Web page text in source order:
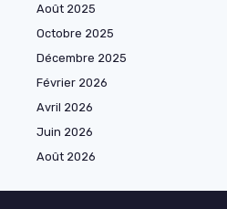
Août 2025
Octobre 2025
Décembre 2025
Février 2026
Avril 2026
Juin 2026
Août 2026